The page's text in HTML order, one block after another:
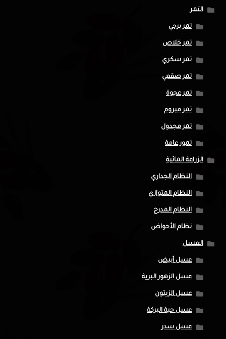
التمر
تمر برحي
تمر خلاص
تمر سكري
تمر صقعي
تمر عجوة
تمر مبروم
تمر مجدول
تمور عامة
الزراعة المائية
النظام الجداري
النظام المتوازي
النظام المدرج
نظام الأحواض
العسل
عسل أبيض
عسل الزهور البرية
عسل الزيتون
عسل حبة البركة
عسل سدر